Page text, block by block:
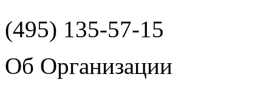
(495) 135-57-15
Об Организации